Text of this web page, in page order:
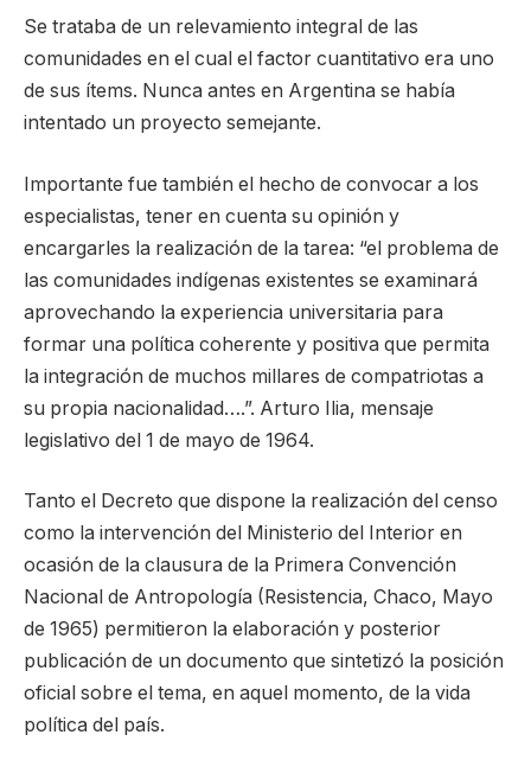
Se trataba de un relevamiento integral de las
comunidades en el cual el factor cuantitativo era uno
de sus ítems. Nunca antes en Argentina se había
intentado un proyecto semejante.
Importante fue también el hecho de convocar a los
especialistas, tener en cuenta su opinión y
encargarles la realización de la tarea: “el problema de
las comunidades indígenas existentes se examinará
aprovechando la experiencia universitaria para
formar una política coherente y positiva que permita
la integración de muchos millares de compatriotas a
su propia nacionalidad….”. Arturo Ilia, mensaje
legislativo del 1 de mayo de 1964.
Tanto el Decreto que dispone la realización del censo
como la intervención del Ministerio del Interior en
ocasión de la clausura de la Primera Convención
Nacional de Antropología (Resistencia, Chaco, Mayo
de 1965) permitieron la elaboración y posterior
publicación de un documento que sintetizó la posición
oficial sobre el tema, en aquel momento, de la vida
política del país.